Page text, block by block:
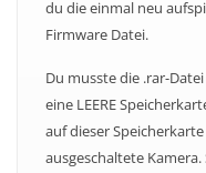
du die einmal neu
Firmware Datei.
Du musste die .rar-
eine LEERE
auf dieser
ausgeschaltete